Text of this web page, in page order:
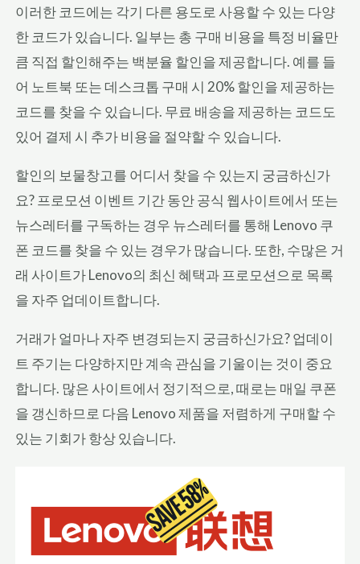
이러한 코드에는 각기 다른 용도로 사용할 수 있는 다양
한 코드가 있습니다. 일부는 총 구매 비용을 특정 비율만
큼 직접 할인해주는 백분율 할인을 제공합니다. 예를 들
어 노트북 또는 데스크톱 구매 시 20% 할인을 제공하는
코드를 찾을 수 있습니다. 무료 배송을 제공하는 코드도
있어 결제 시 추가 비용을 절약할 수 있습니다.
할인의 보물창고를 어디서 찾을 수 있는지 궁금하신가
요? 프로모션 이벤트 기간 동안 공식 웹사이트에서 또는
뉴스레터를 구독하는 경우 뉴스레터를 통해 Lenovo 쿠
폰 코드를 찾을 수 있는 경우가 많습니다. 또한, 수많은 거
래 사이트가 Lenovo의 최신 혜택과 프로모션으로 목록
을 자주 업데이트합니다.
거래가 얼마나 자주 변경되는지 궁금하신가요? 업데이
트 주기는 다양하지만 계속 관심을 기울이는 것이 중요
합니다. 많은 사이트에서 정기적으로, 때로는 매일 쿠폰
을 갱신하므로 다음 Lenovo 제품을 저렴하게 구매할 수
있는 기회가 항상 있습니다.